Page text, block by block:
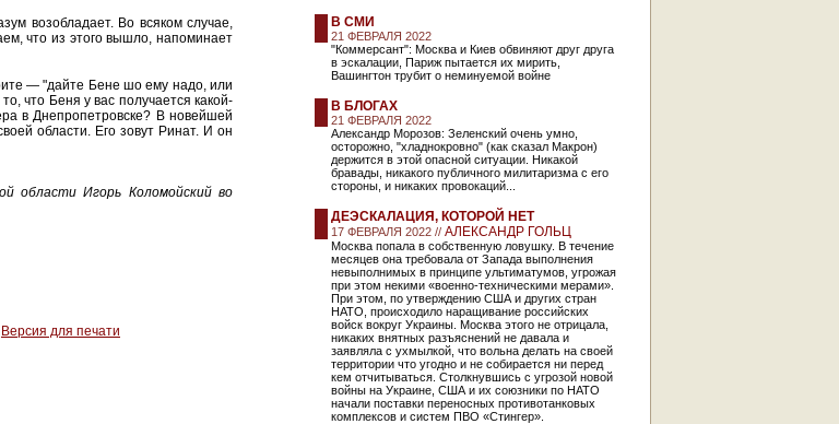
возобладает. Во всяком случае,
что из этого вышло, напоминает
— "дайте Бене шо ему надо, или
что Беня у вас получается какой-
в Днепропетровске? В новейшей
области. Его зовут Ринат. И он
области Игорь Коломойский во
Версия для печати
В СМИ
21 ФЕВРАЛЯ 2022
"Коммерсант": Москва и Киев обвиняют друг друга
в эскалации, Париж пытается их мирить,
Вашингтон трубит о неминуемой войне
В БЛОГАХ
21 ФЕВРАЛЯ 2022
Александр Морозов: Зеленский очень умно,
осторожно, "хладнокровно" (как сказал Макрон)
держится в этой опасной ситуации. Никакой
бравады, никакого публичного милитаризма с его
стороны, и никаких провокаций...
ДЕЭСКАЛАЦИЯ, КОТОРОЙ НЕТ
17 ФЕВРАЛЯ 2022 // АЛЕКСАНДР ГОЛЬЦ
Москва попала в собственную ловушку. В течение
месяцев она требовала от Запада выполнения
невыполнимых в принципе ультиматумов, угрожая
при этом некими «военно-техническими мерами».
При этом, по утверждению США и других стран
НАТО, происходило наращивание российских
войск вокруг Украины. Москва этого не отрицала,
никаких внятных разъяснений не давала и
заявляла с ухмылкой, что вольна делать на своей
территории что угодно и не собирается ни перед
кем отчитываться. Столкнувшись с угрозой новой
войны на Украине, США и их союзники по НАТО
начали поставки переносных противотанковых
комплексов и систем ПВО «Стингер».